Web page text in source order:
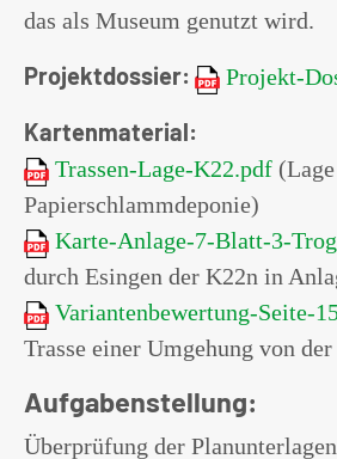
das als Museum genutzt wird.
Projektdossier: Projekt-
Kartenmaterial:
Trassen-Lage-K22.pdf
Papierschlammdeponie)
Karte-Anlage-7-Blatt-3-
durch Esingen der K22n in
Variantenbewertung-Seite-
Trasse einer Umgehung von
Aufgabenstellung:
Überprüfung der